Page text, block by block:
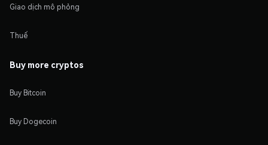
Giao dịch mô phỏng
Thuế
Buy more cryptos
Buy Bitcoin
Buy Dogecoin